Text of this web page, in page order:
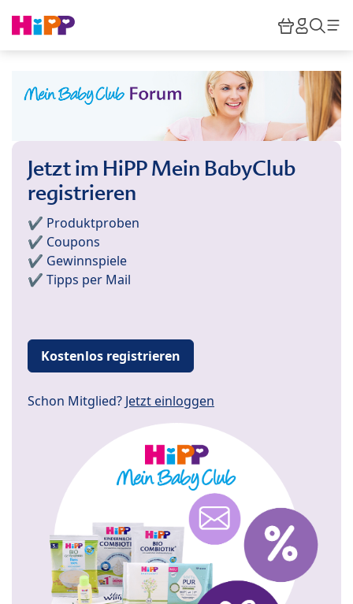
HiPP
Jetzt im HiPP Mein BabyClub
registrieren
✔️ Produktproben
✔️ Coupons
✔️ Gewinnspiele
✔️ Tipps per Mail
Kostenlos registrieren
Schon Mitglied? Jetzt einloggen